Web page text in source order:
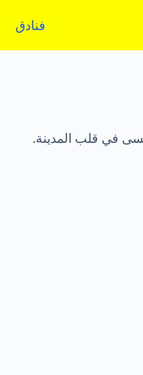
فنادق
في قلب المدينة.